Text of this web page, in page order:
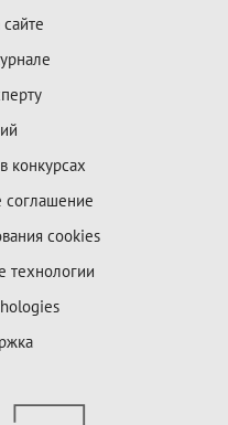
конкурсах
соглашение
cookies
технологии